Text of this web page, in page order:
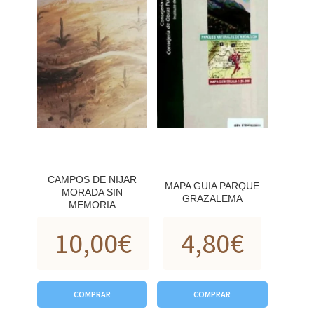
CAMPOS DE NIJAR
MORADA SIN
MEMORIA
10,00€
COMPRAR
MAPA GUIA PARQUE
GRAZALEMA
4,80€
COMPRAR